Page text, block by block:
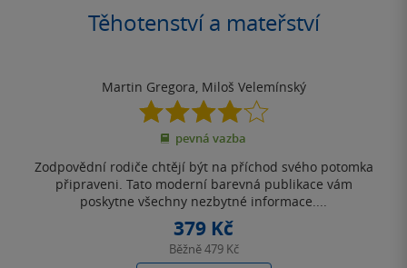
Těhotenství a mateřství
Martin Gregora, Miloš Velemínský
4.1
z
5
pevná vazba
Zodpovědní rodiče chtějí být na příchod svého potomka
připraveni. Tato moderní barevná publikace vám
poskytne všechny nezbytné informace....
379 Kč
Běžně479 Kč